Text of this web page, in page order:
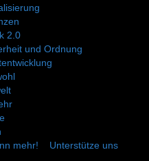
2.0
und Ordnung
mehr!
Unterstütze uns